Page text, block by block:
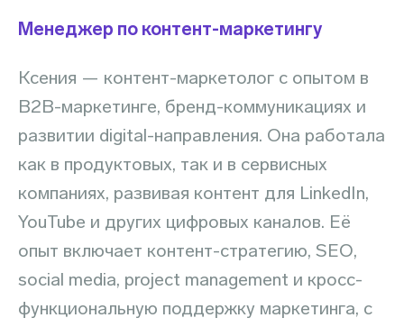
Менеджер по контент-маркетингу
Ксения — контент-маркетолог с опытом в
B2B-маркетинге, бренд-коммуникациях и
развитии digital-направления. Она работала
как в продуктовых, так и в сервисных
компаниях, развивая контент для LinkedIn,
YouTube и других цифровых каналов. Её
опыт включает контент-стратегию, SEO,
social media, project management и кросс-
функциональную поддержку маркетинга, с